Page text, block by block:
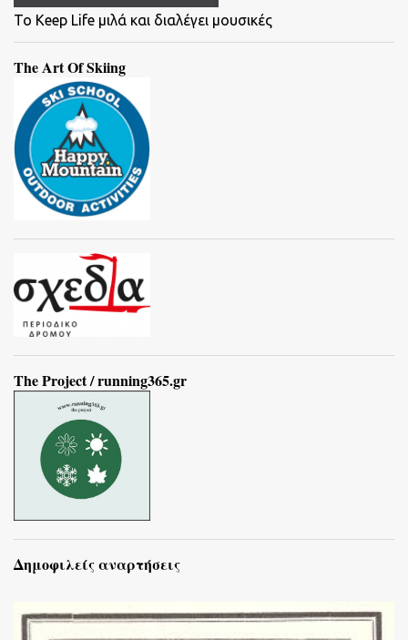
To Keep Life μιλά και διαλέγει μουσικές
The Art Of Skiing
The Project / running365.gr
Δημοφιλείς αναρτήσεις